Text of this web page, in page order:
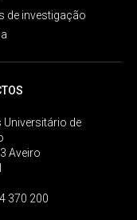
de investigação
Universitário de
Aveiro
370 200